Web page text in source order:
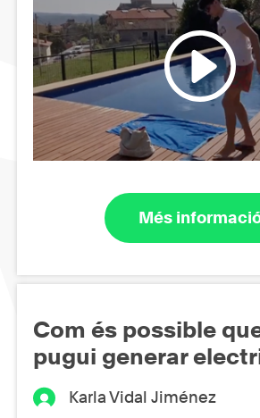
Més
Com és possible
pugui generar
Karla Vidal Jiménez